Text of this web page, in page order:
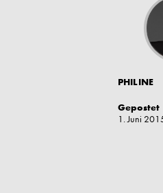
PHILINE
Gepostet
1. Juni